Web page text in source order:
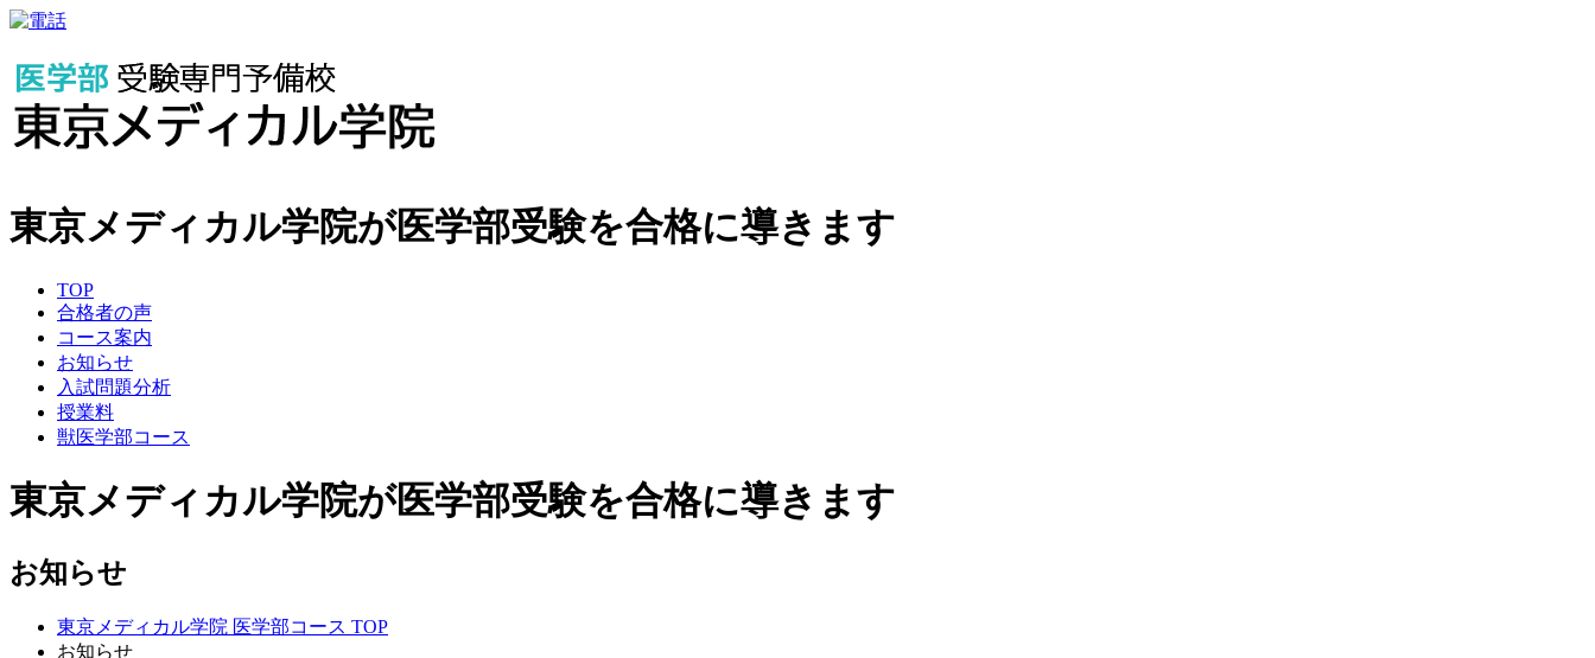
東京メディカル学院が医学部受験を合格に導きます
TOP
合格者の声
コース案内
お知らせ
入試問題分析
授業料
獣医学部コース
東京メディカル学院が医学部受験を合格に導きます
お知らせ
東京メディカル学院 医学部コース TOP
お知らせ